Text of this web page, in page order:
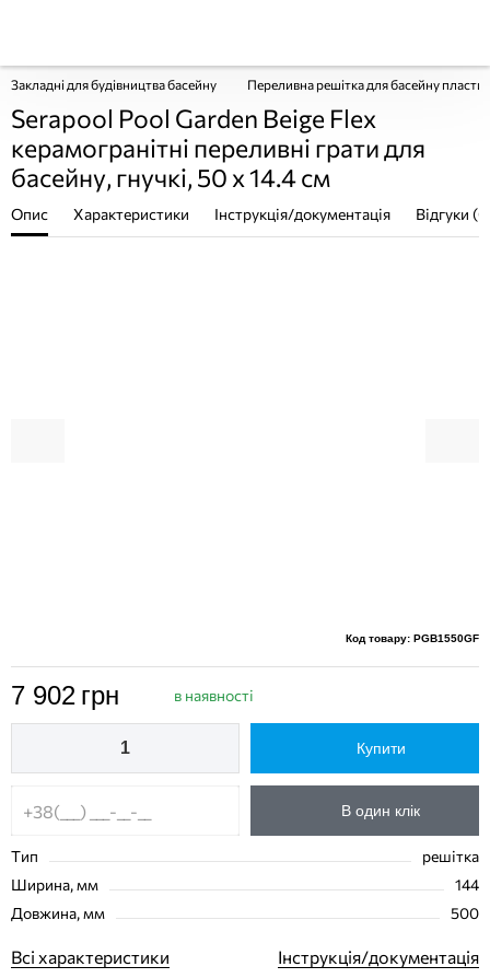
Закладні для будівництва басейну Переливна решітка для басейну
Serapool Pool Garden Beige Flex
керамогранітні переливні грати для
басейну, гнучкі, 50 x 14.4 см
Опис Характеристики Інструкція/документація Відгуки
Код товару: PGB1550GF
7 902 грн в наявності
Купити
В один клік
Тип
решітка
Ширина, мм
144
Довжина, мм
500
Всі характеристики Інструкція/документація